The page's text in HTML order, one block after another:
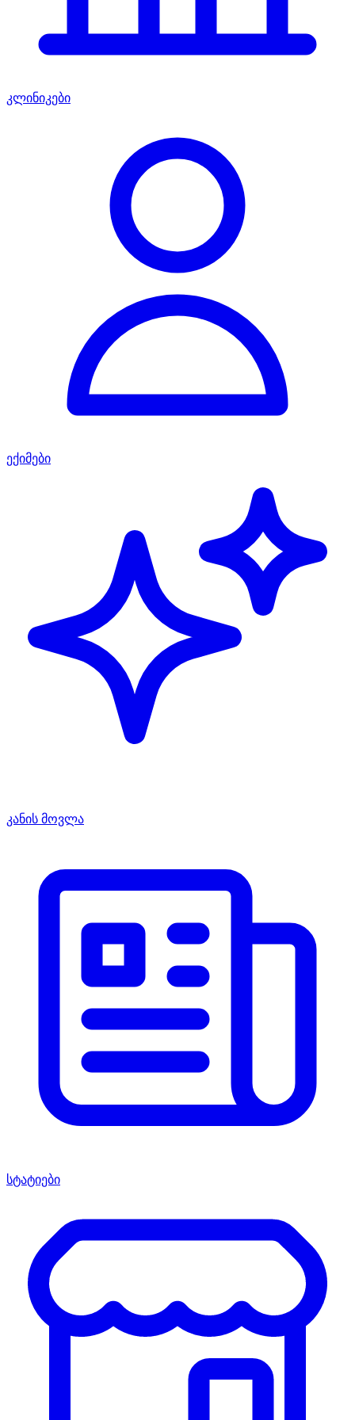
კლინიკები
ექიმები
კანის მოვლა
სტატიები